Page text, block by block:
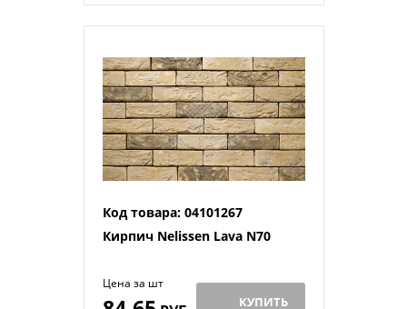
Код товара: 04101267
Кирпич Nelissen Lava N70
Цена за шт
КУПИТЬ